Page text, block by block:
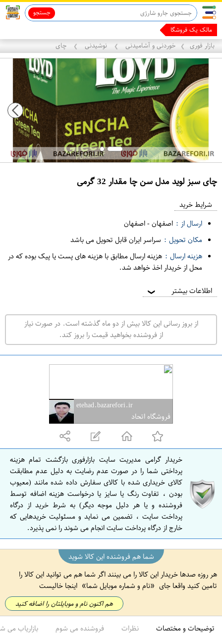
جستجو
مالک یک فروشگاه با هوش
بازار فوری ❯ خوردنی و آشامیدنی ❯ نوشیدنی ❯ چای
چای سبز لوید مدل سن چا مقدار 32 گرمی
ف
ر
ت
ه
ر
ا
ص
ف
ه
ا
ص
ف
ه
ا
ن
شرایط خرید
ارسال از : اصفهان-اصفهان
مکان تحویل : سراسر ایران قابل تحویل می باشد
هزینه ارسال : هزینه ارسال مطابق با هزینه های پست یا پیک بوده که در
محل از خریدار اخذ خواهد شد.
اطلاعات بیشتر ❯
از بروز رسانی این کالا بیش از دو ماه گذشته است. در صورت نیاز
از فروشنده بخواهید قیمت را بروز کند.
etehad.bazarefori.ir
فروشگاه اتحاد
خریدار گرامی مدیریت سایت بازارفوری بازگشت تمام هزینه
پرداختی شما را در صورت عدم رضایت به دلیل عدم مطابقت
کالای خریداری شده با کالای سفارش داده شده مانند (معیوب
بودن ، تفاوت رنگ یا سایز یا درخواست هزینه اضافه توسط
فروشنده و یا هر دلیل موجه دیگر) به شرط خرید از درگاه
پرداخت سایت ، تضمین می نماید و مسئولیت خریدهایی که
خارج از درگاه پرداخت سایت انجام می شوند را نمی پذیرد.
شما هم فروشنده این کالا شوید
هر روزه صدها خریدار این کالا را می بینند اگر شما هم می توانید این کالا را
تامین کنید واقعا جای
نام و شماره موبایل شما اینجا خالیست
هم اکنون نام و موبایلتان را اضافه کنید
توضیحات و مختصات نظرات فروشنده می شوم بازاریاب می